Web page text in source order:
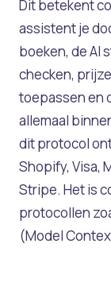
Dit betekent
assistent je
boeken, de AI
checken,
toepassen en
allemaal
dit protocol
Shopify, Visa,
Stripe. Het is
protocollen
(Model